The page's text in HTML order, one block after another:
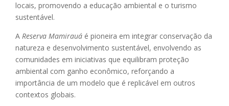
locais, promovendo a educação ambiental e o turismo
sustentável.
A Reserva Mamirauá é pioneira em integrar conservação da
natureza e desenvolvimento sustentável, envolvendo as
comunidades em iniciativas que equilibram proteção
ambiental com ganho econômico, reforçando a
importância de um modelo que é replicável em outros
contextos globais.